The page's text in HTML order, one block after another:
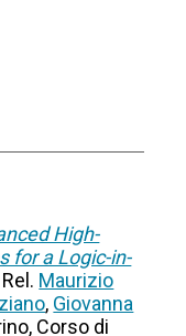
High-
for a Logic-in-
Rel. Maurizio
, Giovanna
Corso di